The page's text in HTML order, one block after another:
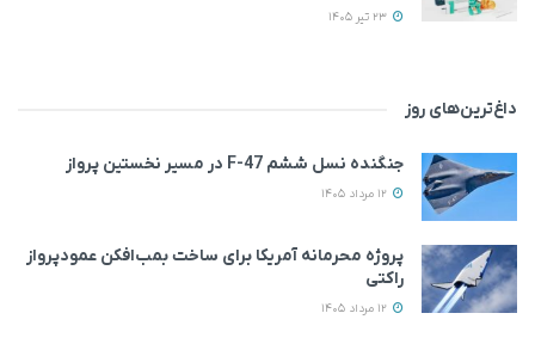
داغ‌ترین‌های روز
جنگنده نسل ششم F-47 در مسیر نخستین پرواز
پروژه محرمانه آمریکا برای ساخت بمب‌افکن عمودپرواز
راکتی